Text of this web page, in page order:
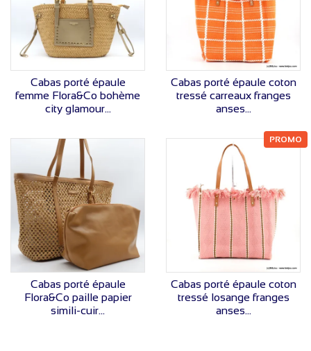
VOIR LE PRIX
Cabas porté épaule
femme Flora&Co bohème
city glamour...
VOIR LE PRIX
Cabas porté épaule coton
tressé carreaux franges
anses...
VOIR LE PRIX
Cabas porté épaule
Flora&Co paille papier
simili-cuir...
VOIR LE PRIX
Cabas porté épaule coton
tressé losange franges
anses...
PROMO